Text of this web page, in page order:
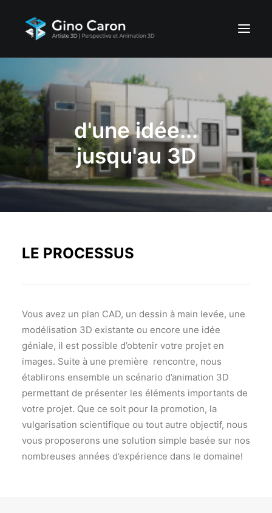
ACCUEIL
PORTFOLIO
SERVICES
CONTACTEZ-NOUS
d'une idée...
jusqu'au 3D
LE PROCESSUS
Vous avez un plan CAD, un dessin à main levée, une
modélisation 3D existante ou encore une idée
géniale, il est possible d’obtenir votre projet en
images. Suite à une première rencontre, nous
établirons ensemble un scénario d’animation 3D
permettant de présenter les éléments importants de
votre projet. Que ce soit pour la promotion, la
vulgarisation scientifique ou tout autre objectif, nous
vous proposerons une solution simple basée sur nos
nombreuses années d’expérience dans le domaine!